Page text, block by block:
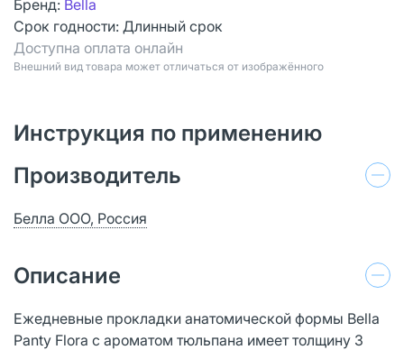
Бренд: Bella
Срок годности: Длинный срок
Доступна оплата онлайн
Bнешний вид товара может отличаться от изображённого
Инструкция по применению
Производитель
Белла ООО, Россия
Описание
Ежедневные прокладки анатомической формы Bella
Panty Flora с ароматом тюльпана имеет толщину 3